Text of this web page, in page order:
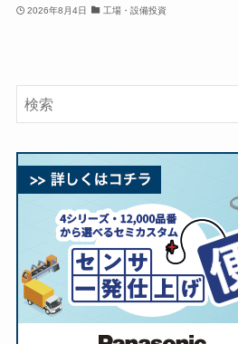
2026年8月4日 工場・設備投資